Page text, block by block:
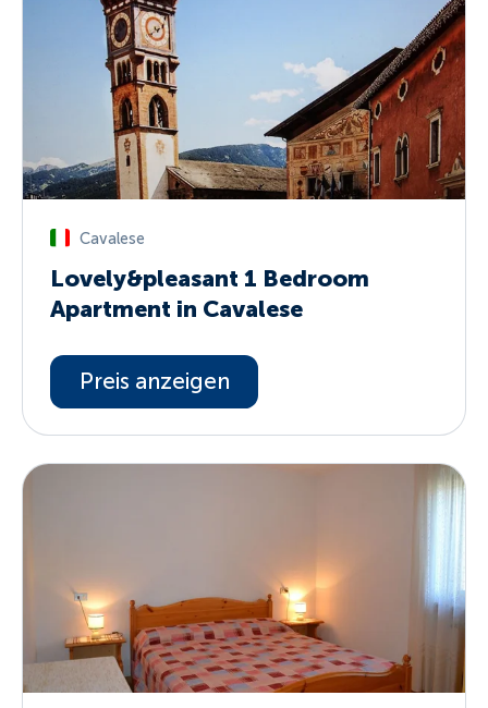
Cavalese
Lovely&pleasant 1 Bedroom
Apartment in Cavalese
Preis anzeigen